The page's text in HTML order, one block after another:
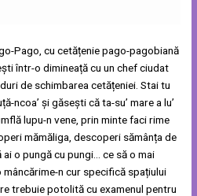
Pago, cu cetățenie pago-pagobiană
într-o dimineață cu un chef ciudat
de schimbarea cetățeniei. Stai tu
ncoa’ și găsești că ta-su’ mare a lu’
lupu-n vene, prin minte faci rime
mămăliga, descoperi sămânța de
o pungă cu pungi… ce să o mai
n cur specifică spațiului
trebuie potolită cu examenul pentru